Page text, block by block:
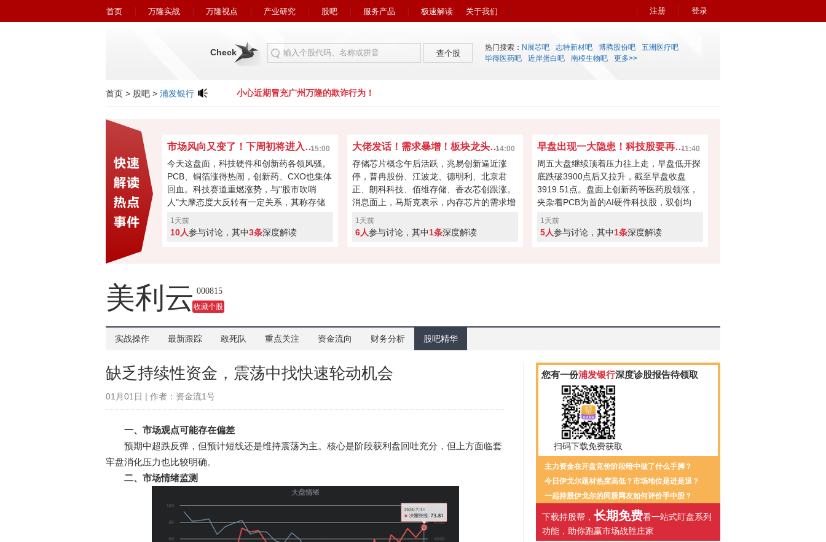
注册 登录
首页 万隆实战 万隆视点 产业研究 股吧 服务产品 极速解读 关于我们
Check 查个股
热门搜索： N展芯吧 志特新材吧 博腾股份吧
五洲医疗吧
毕得医药吧
近岸蛋白吧 南模生物吧 更多>>
首页 > 股吧 > 浦发银行
小心近期冒充广州万隆的欺诈行为！ 小心近期冒充广州万隆的欺诈行为！
市场风向又变了！下周初将进入关键窗口？15:00
今天这盘面，科技硬件和创新药各领风骚。
PCB、铜箔涨得热闹，创新药、CXO也集体
回血。科技赛道重燃涨势，与"股市吹哨
人"大摩态度大反转有一定关系，其称存储
最悲观过去，市场焦点要转向资本回馈，回
购、现金流或将成新催化。经过本周的连续
1天前
10人参与讨论，其中3条深度解读
大佬发话！需求暴增！板块龙头冲击涨停？14:00
存储芯片概念午后活跃，兆易创新逼近涨
停，普冉股份、江波龙、德明利、北京君
正、朗科科技、佰维存储、香农芯创跟涨。
消息面上，马斯克表示，内存芯片的需求增
长速度远远超过了供应增速。马斯克对存储
芯片的需求状况具备很强的发言权，因为特
1天前
6人参与讨论，其中1条深度解读
早盘出现一大隐患！科技股要再次吸干大盘？11:40
周五大盘继续顶着压力往上走，早盘低开探
底跌破3900点后又拉升，截至早盘收盘
3919.51点。盘面上创新药等医药股领涨，
夹杂着PCB为首的AI硬件科技股，双创均
涨。科技股本次反弹力度不小，但早盘成交
缩量700多亿，如此下去会不会无法撑起大
1天前
5人参与讨论，其中1条深度解读
美利云 000815
收藏个股
实战操作 最新跟踪 敢死队 重点关注 资金流向 财务分析 股吧精华
缺乏持续性资金，震荡中找快速轮动机会
01月01日 | 作者：资金流1号
一、市场观点可能存在偏差
预期中超跌反弹，但预计短线还是维持震荡为主。核心是阶段获利盘回吐充分，但上方面临套
牢盘消化压力也比较明确。
二、市场情绪监测
您有一份浦发银行深度诊股报告待领取
扫码下载免费获取
主力资金在开盘竞价阶段暗中做了什么手脚？
今日伊戈尔题材热度高低？市场地位是进是退？
一起持股伊戈尔的同股网友如何评价手中股？
下载持股帮， 长期免费看一站式盯盘系列
功能，助你跑赢市场战胜庄家